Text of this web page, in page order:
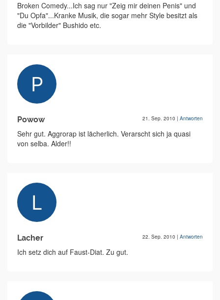
Broken Comedy...Ich sag nur "Zeig mir deinen Penis" und
"Du Opfa"...Kranke Musik, die sogar mehr Style besitzt als
die "Vorbilder" Bushido etc.
Powow 21. Sep. 2010 | Antworten
Sehr gut. Aggrorap ist lächerlich. Verarscht sich ja quasi
von selba. Alder!!
Lacher 22. Sep. 2010 | Antworten
Ich setz dich auf Faust-Diat. Zu gut.